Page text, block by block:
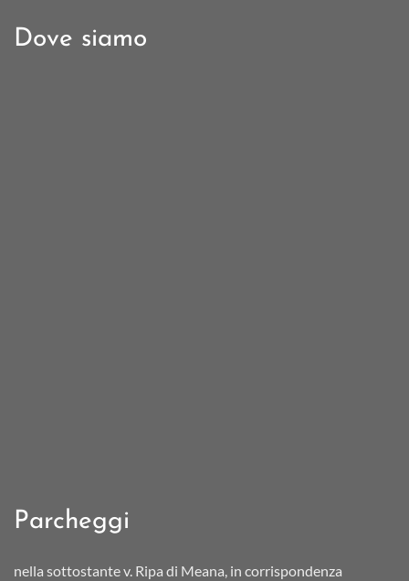
Dove siamo
Parcheggi
nella sottostante v. Ripa di Meana, in corrispondenza